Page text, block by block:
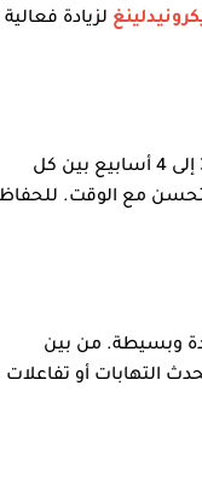
لزيادة فعالية
من شخص لآخر، لكن عادة ما يُنصح بإجراء 3 جلسات بفاصل 3 إلى 4 أسابيع بين كل
التحسن مع الوقت.
وبسيطة. من بين
التهابات أو تفاعلات